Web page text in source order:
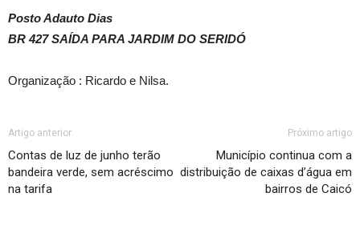
Posto Adauto Dias
BR 427 SAÍDA PARA JARDIM DO SERIDÓ
Organização : Ricardo e Nilsa.
Artigo anterior
Contas de luz de junho terão
bandeira verde, sem acréscimo
na tarifa
Próximo artigo
Município continua com a
distribuição de caixas d’água em
bairros de Caicó